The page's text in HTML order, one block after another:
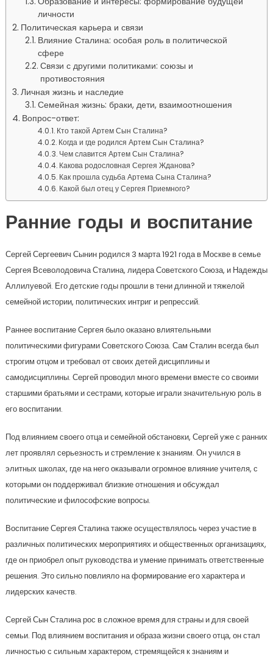
личности
Политическая карьера и связи
Влияние Сталина: особая роль в политической
сфере
Связи с другими политиками: союзы и
противостояния
Личная жизнь и наследие
Семейная жизнь: браки, дети, взаимоотношения
Вопрос-ответ:
Кто такой Артем Сын Сталина?
Когда и где родился Артем Сын Сталина?
Чем славится Артем Сын Сталина?
Какова родословная Сергея Жданова?
Как прошла судьба Артема Сына Сталина?
Какой был отец у Сергея Приемного?
Ранние годы и воспитание
Сергей Сергеевич Сынин родился 3 марта 1921 года в Москве в семье
Сергея Всеволодовича Сталина, лидера Советского Союза, и Надежды
Аллилуевой. Его детские годы прошли в тени длинной и тяжелой
семейной истории, политических интриг и репрессий.
Раннее воспитание Сергея было оказано влиятельными
политическими фигурами Советского Союза. Сам Сталин всегда был
строгим отцом и требовал от своих детей дисциплины и
самодисциплины. Сергей проводил много времени вместе со своими
старшими братьями и сестрами, которые играли значительную роль в
его воспитании.
Под влиянием своего отца и семейной обстановки, Сергей уже с ранних
лет проявлял серьезность и стремление к знаниям. Он учился в
элитных школах, где на него оказывали огромное влияние учителя, с
которыми он поддерживал близкие отношения и обсуждал
политические и философские вопросы.
Воспитание Сергея Сталина также осуществлялось через участие в
различных политических мероприятиях и общественных организациях,
где он приобрел опыт руководства и умение принимать ответственные
решения. Это сильно повлияло на формирование его характера и
лидерских качеств.
Сергей Сын Сталина рос в сложное время для страны и для своей
семьи. Под влиянием воспитания и образа жизни своего отца, он стал
личностью с сильным характером, стремящейся к знаниям и